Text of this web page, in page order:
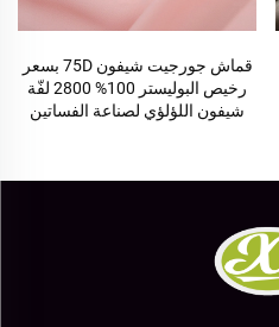
منتجات جاهزة 64% بوليستر، 34%
فسكوز، 2% إلستين نسيج TR